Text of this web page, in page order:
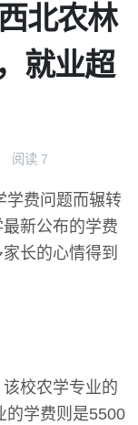
北农林
就业超
阅读 7
学费问题而辗转
新公布的学费
长的心情得到
校农学专业的
的学费则是5500